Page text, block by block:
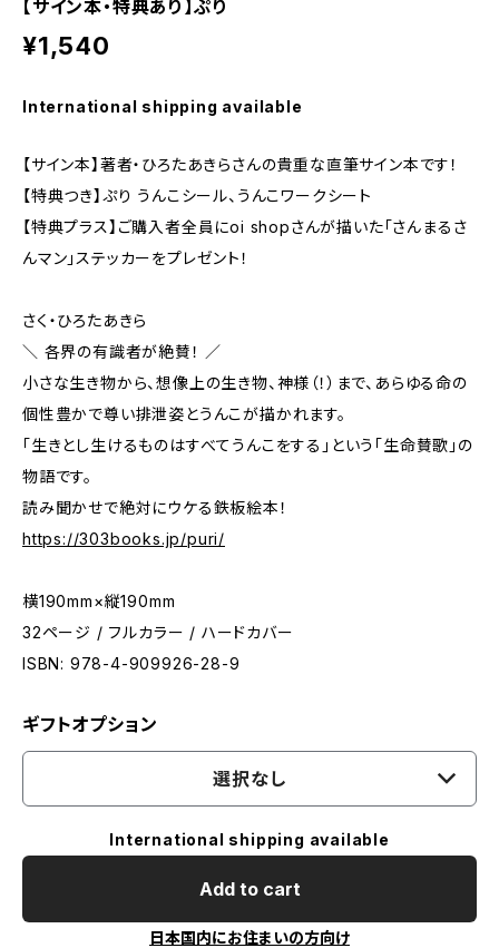
【サイン本・特典あり】ぷり
¥1,540
International shipping available
【サイン本】著者・ひろたあきらさんの貴重な直筆サイン本です！
【特典つき】ぷり うんこシール、うんこワークシート
【特典プラス】ご購入者全員にoi shopさんが描いた「さんまるさ
んマン」ステッカーをプレゼント！
さく・ひろたあきら
＼ 各界の有識者が絶賛！ ／
小さな生き物から、想像上の生き物、神様（！）まで、あらゆる命の
個性豊かで尊い排泄姿とうんこが描かれます。
「生きとし生けるものはすべてうんこをする」という「生命賛歌」の
物語です。
読み聞かせで絶対にウケる鉄板絵本！
https://303books.jp/puri/
横190mm×縦190mm
32ページ / フルカラー / ハードカバー
ISBN: 978-4-909926-28-9
ギフトオプション
選択なし
International shipping available
Add to cart
日本国内にお住まいの方向け